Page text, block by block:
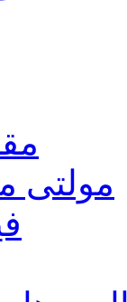
مولتی